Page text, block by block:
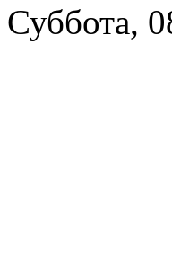
Суббота,